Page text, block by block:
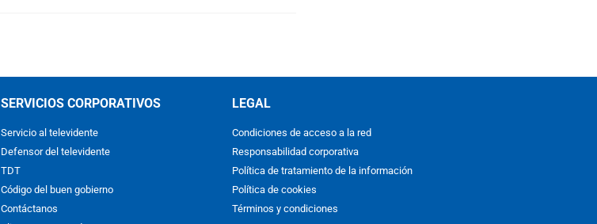
SERVICIOS CORPORATIVOS
Servicio al televidente
Defensor del televidente
TDT
Código del buen gobierno
Contáctanos
LEGAL
Condiciones de acceso a la red
Responsabilidad corporativa
Política de tratamiento de la información
Política de cookies
Términos y condiciones